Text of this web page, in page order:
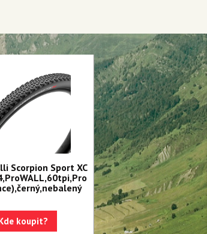
Scorpion Sport XC
koupit?